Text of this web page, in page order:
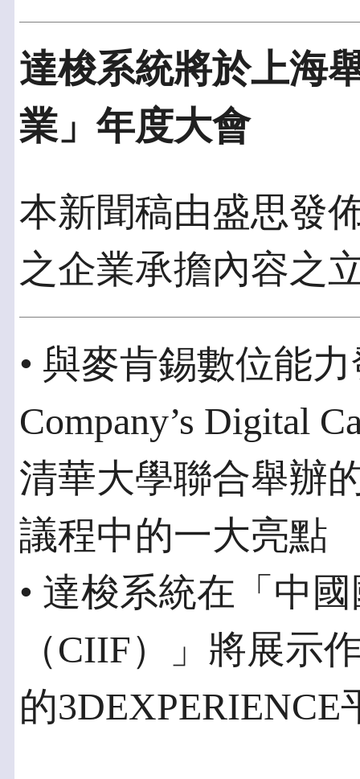
達梭系統將於上海
業」年度大會
本新聞稿由盛思發
之企業承擔內容之
• 與麥肯錫數位能
Company’s Digital
清華大學聯合舉辦
議程中的一大亮點
• 達梭系統在「中
（CIIF）」將展示
的3DEXPERIENCE